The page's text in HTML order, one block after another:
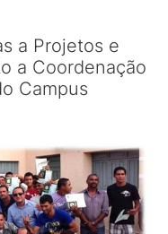
a Projetos e
a Coordenação
Campus